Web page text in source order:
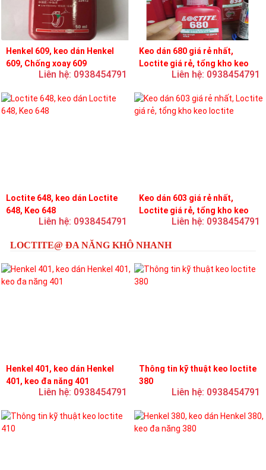
Henkel 609, keo dán Henkel
609, Chống xoay 609
Liên hệ: 0938454791
Keo dán 680 giá rẻ nhất,
Loctite giá rẻ, tổng kho keo
Liên hệ: 0938454791
Loctite 648, keo dán Loctite
648, Keo 648
Liên hệ: 0938454791
Keo dán 603 giá rẻ nhất,
Loctite giá rẻ, tổng kho keo
Liên hệ: 0938454791
LOCTITE@ ĐA NĂNG KHÔ NHANH
Henkel 401, keo dán Henkel
401, keo đa năng 401
Liên hệ: 0938454791
Thông tin kỹ thuật keo loctite
380
Liên hệ: 0938454791